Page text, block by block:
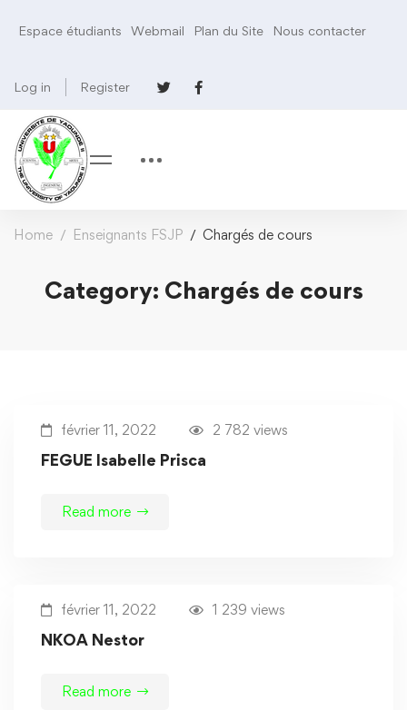
Espace étudiants Webmail Plan du Site Nous contacter
Log in Register
Home Enseignants FSJP Chargés de cours
Category: Chargés de cours
février 11, 2022 2 782 views
FEGUE Isabelle Prisca
Read more
février 11, 2022 1 239 views
NKOA Nestor
Read more